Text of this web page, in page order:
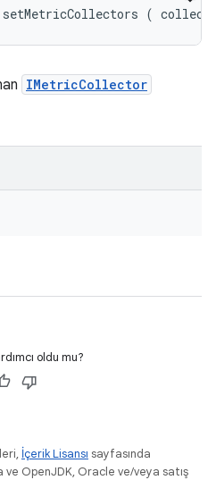
(
IMetricCollector
oldu mu?
İçerik Lisansı sayfasında
ve OpenJDK, Oracle ve/veya satış